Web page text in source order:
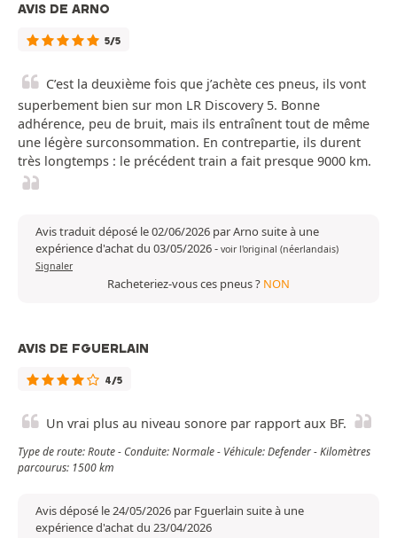
AVIS DE ARNO
5/5
C’est la deuxième fois que j’achète ces pneus, ils vont
superbement bien sur mon LR Discovery 5. Bonne
adhérence, peu de bruit, mais ils entraînent tout de même
une légère surconsommation. En contrepartie, ils durent
très longtemps : le précédent train a fait presque 9000 km.
Avis traduit déposé le 02/06/2026 par Arno suite à une
expérience d'achat du 03/05/2026- voir l'original (néerlandais)
Signaler
Racheteriez-vous ces pneus ? NON
AVIS DE FGUERLAIN
4/5
Un vrai plus au niveau sonore par rapport aux BF.
Type de route: Route - Conduite: Normale - Véhicule: Defender - Kilomètres
parcourus: 1500 km
Avis déposé le 24/05/2026 par Fguerlain suite à une
expérience d'achat du 23/04/2026